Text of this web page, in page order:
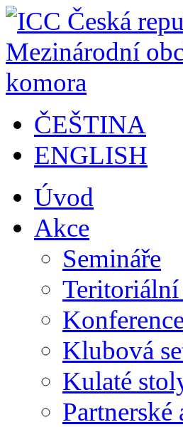
ČEŠTINA
ENGLISH
Úvod
Akce
Semináře
Teritoriální
Klubová
Kulaté
Partnerské